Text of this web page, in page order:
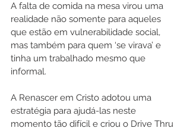
A falta de comida na mesa virou uma
realidade não somente para aqueles
que estão em vulnerabilidade social,
mas também para quem ‘se virava’ e
tinha um trabalhado mesmo que
informal.
A Renascer em Cristo adotou uma
estratégia para ajudá-las neste
momento tão difícil e criou o Drive Thru